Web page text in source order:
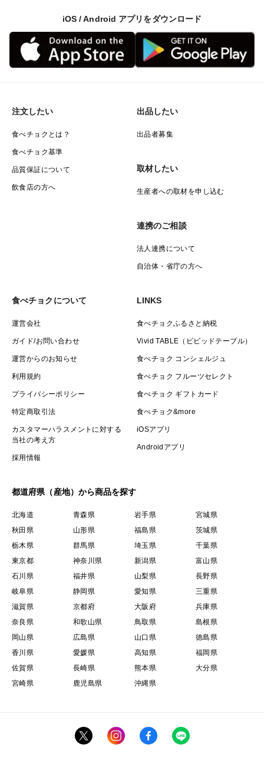
iOS / Android アプリをダウンロード
注文したい
食べチョクとは？
食べチョク基準
品質保証について
飲食店の方へ
出品したい
出品者募集
取材したい
生産者への取材を申し込む
連携のご相談
法人連携について
自治体・省庁の方へ
食べチョクについて
運営会社
ガイド/お問い合わせ
運営からのお知らせ
利用規約
プライバシーポリシー
特定商取引法
カスタマーハラスメントに対する
当社の考え方
採用情報
LINKS
食べチョクふるさと納税
Vivid TABLE（ビビッドテーブル）
食べチョク コンシェルジュ
食べチョク フルーツセレクト
食べチョク ギフトカード
食べチョク&more
iOSアプリ
Androidアプリ
都道府県（産地）から商品を探す
北海道 青森県 岩手県
宮城県
秋田県
山形県 福島県
茨城県
栃木県
群馬県 埼玉県
千葉県
東京都
神奈川県 新潟県
富山県
石川県
福井県 山梨県
長野県
岐阜県
静岡県 愛知県
三重県
滋賀県
京都府 大阪府
兵庫県
奈良県
和歌山県 鳥取県
島根県
岡山県
広島県 山口県
徳島県
香川県
愛媛県 高知県
福岡県
佐賀県
長崎県 熊本県
大分県
宮崎県
鹿児島県 沖縄県